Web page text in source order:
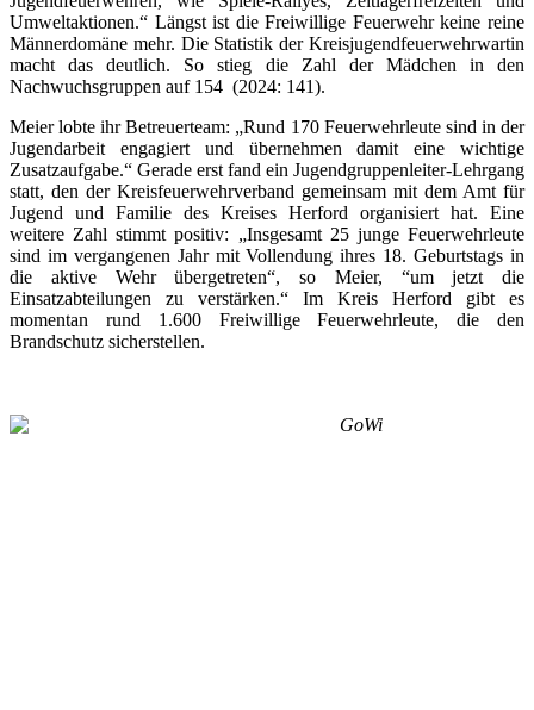
Umweltaktionen.“ Längst ist die Freiwillige Feuerwehr keine reine
Männerdomäne mehr. Die Statistik der Kreisjugendfeuerwehrwartin
macht das deutlich. So stieg die Zahl der Mädchen in den
Nachwuchsgruppen auf 154 (2024: 141).
Meier lobte ihr Betreuerteam: „Rund 170 Feuerwehrleute sind in der
Jugendarbeit engagiert und übernehmen damit eine wichtige
Zusatzaufgabe.“ Gerade erst fand ein Jugendgruppenleiter-Lehrgang
statt, den der Kreisfeuerwehrverband gemeinsam mit dem Amt für
Jugend und Familie des Kreises Herford organisiert hat. Eine
weitere Zahl stimmt positiv: „Insgesamt 25 junge Feuerwehrleute
sind im vergangenen Jahr mit Vollendung ihres 18. Geburtstags in
die aktive Wehr übergetreten“, so Meier, “um jetzt die
Einsatzabteilungen zu verstärken.“ Im Kreis Herford gibt es
momentan rund 1.600 Freiwillige Feuerwehrleute, die den
Brandschutz sicherstellen.